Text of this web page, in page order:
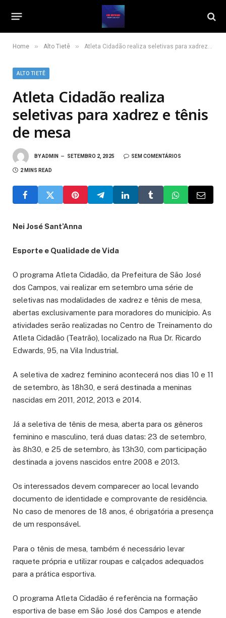
Home » Alto Tietê » Atleta Cidadão realiza seletivas para xadrez e tênis de mesa
ALTO TIETÊ
Atleta Cidadão realiza
seletivas para xadrez e tênis
de mesa
BYADMIN SETEMBRO 2, 2025 SEM COMENTÁRIOS
2 MINS READ
Nei José Sant’Anna
Esporte e Qualidade de Vida
O programa Atleta Cidadão, da Prefeitura de São José
dos Campos, vai realizar em setembro uma série de
seletivas nas modalidades de xadrez e tênis de mesa,
abertas exclusivamente para moradores do município. As
atividades serão realizadas no Centro de Treinamento do
Atleta Cidadão (Teatrão), localizado na Rua Dr. Ricardo
Edwards, 95, na Vila Industrial.
A seletiva de xadrez feminino acontecerá nos dias 10 e 11
de setembro, às 18h30, e será destinada a meninas
nascidas em 2011, 2012, 2013 e 2014.
Já a seletiva de tênis de mesa, aberta para os gêneros
feminino e masculino, terá duas datas: 23 de setembro,
às 8h30, e 25 de setembro, às 13h30, com participação
destinada a jovens nascidos entre 2008 e 2013.
Os interessados devem comparecer ao local levando
documento de identidade e comprovante de residência.
No caso de menores de 18 anos, é obrigatória a presença
de um responsável.
Para o tênis de mesa, também é necessário levar
raquete própria e utilizar roupas e calçados adequados
para a prática esportiva.
O programa Atleta Cidadão é referência na formação
esportiva de base em São José dos Campos e atende